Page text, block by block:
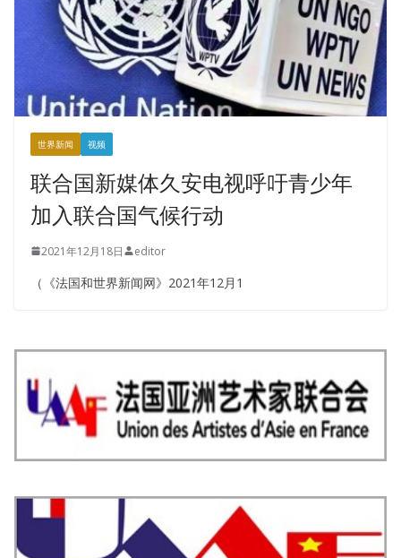
世界新闻 视频
联合国新媒体久安电视呼吁青少年
加入联合国气候行动
2021年12月18日 editor
（《法国和世界新闻网》2021年12月1